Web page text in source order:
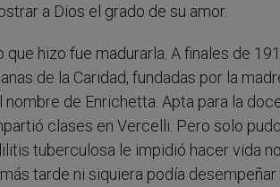
a Dios el grado de su amor.
hizo fue madurarla. A finales de
de la Caridad, fundadas por la
de Enrichetta. Apta para la
clases en Vercelli. Pero solo
tuberculosa le impidió hacer vida
tarde ni siquiera podía